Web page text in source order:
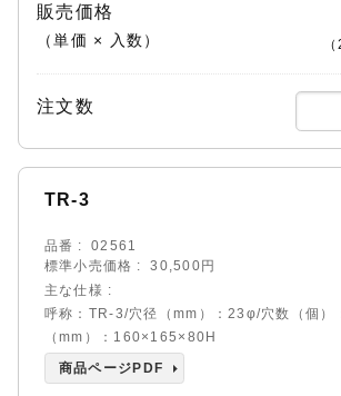
販売価格
（単価 × 入数） （
注文数
TR-3
品番
02561
標準小売価格
30,500円
主な仕様
呼称：TR-3/穴径（mm）：23φ/穴数（個）
（mm）：160×165×80H
商品ページPDF